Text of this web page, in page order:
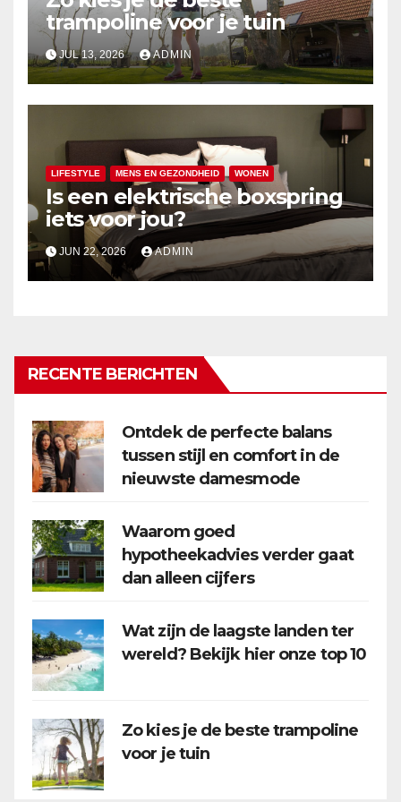
trampoline voor je tuin
JUL 13, 2026 ADMIN
LIFESTYLE MENS EN GEZONDHEID WONEN
Is een elektrische boxspring
iets voor jou?
JUN 22, 2026 ADMIN
RECENTE BERICHTEN
Ontdek de perfecte balans
tussen stijl en comfort in de
nieuwste damesmode
Waarom goed
hypotheekadvies verder gaat
dan alleen cijfers
Wat zijn de laagste landen ter
wereld? Bekijk hier onze top 10
Zo kies je de beste trampoline
voor je tuin